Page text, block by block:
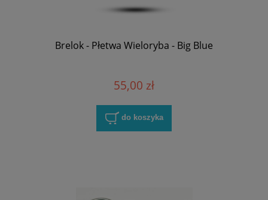
Brelok - Płetwa Wieloryba - Big Blue
55,00 zł
do koszyka